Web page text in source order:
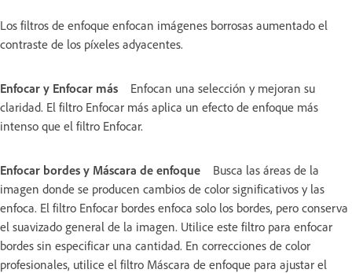
Los filtros de enfoque enfocan imágenes borrosas aumentado el
contraste de los píxeles adyacentes.
Enfocar y Enfocar más
Enfocan una selección y mejoran su
claridad. El filtro Enfocar más aplica un efecto de enfoque más
intenso que el filtro Enfocar.
Enfocar bordes y Máscara de enfoque
Busca las áreas de la
imagen donde se producen cambios de color significativos y las
enfoca. El filtro Enfocar bordes enfoca solo los bordes, pero conserva
el suavizado general de la imagen. Utilice este filtro para enfocar
bordes sin especificar una cantidad. En correcciones de color
profesionales, utilice el filtro Máscara de enfoque para ajustar el